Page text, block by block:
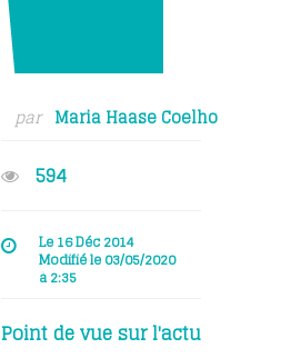
par Maria Haase Coelho
594
Le 16 Déc 2014
Modifié le 03/05/2020
à 2:35
Point de vue sur l'actu